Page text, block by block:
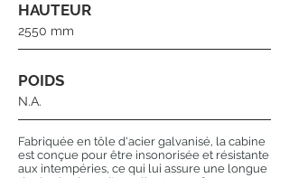
HAUTEUR
2550 mm
POIDS
N.A.
Fabriquée en tôle d'acier galvanisé, la cabine
est conçue pour être insonorisée et résistante
aux intempéries, ce qui lui assure une longue